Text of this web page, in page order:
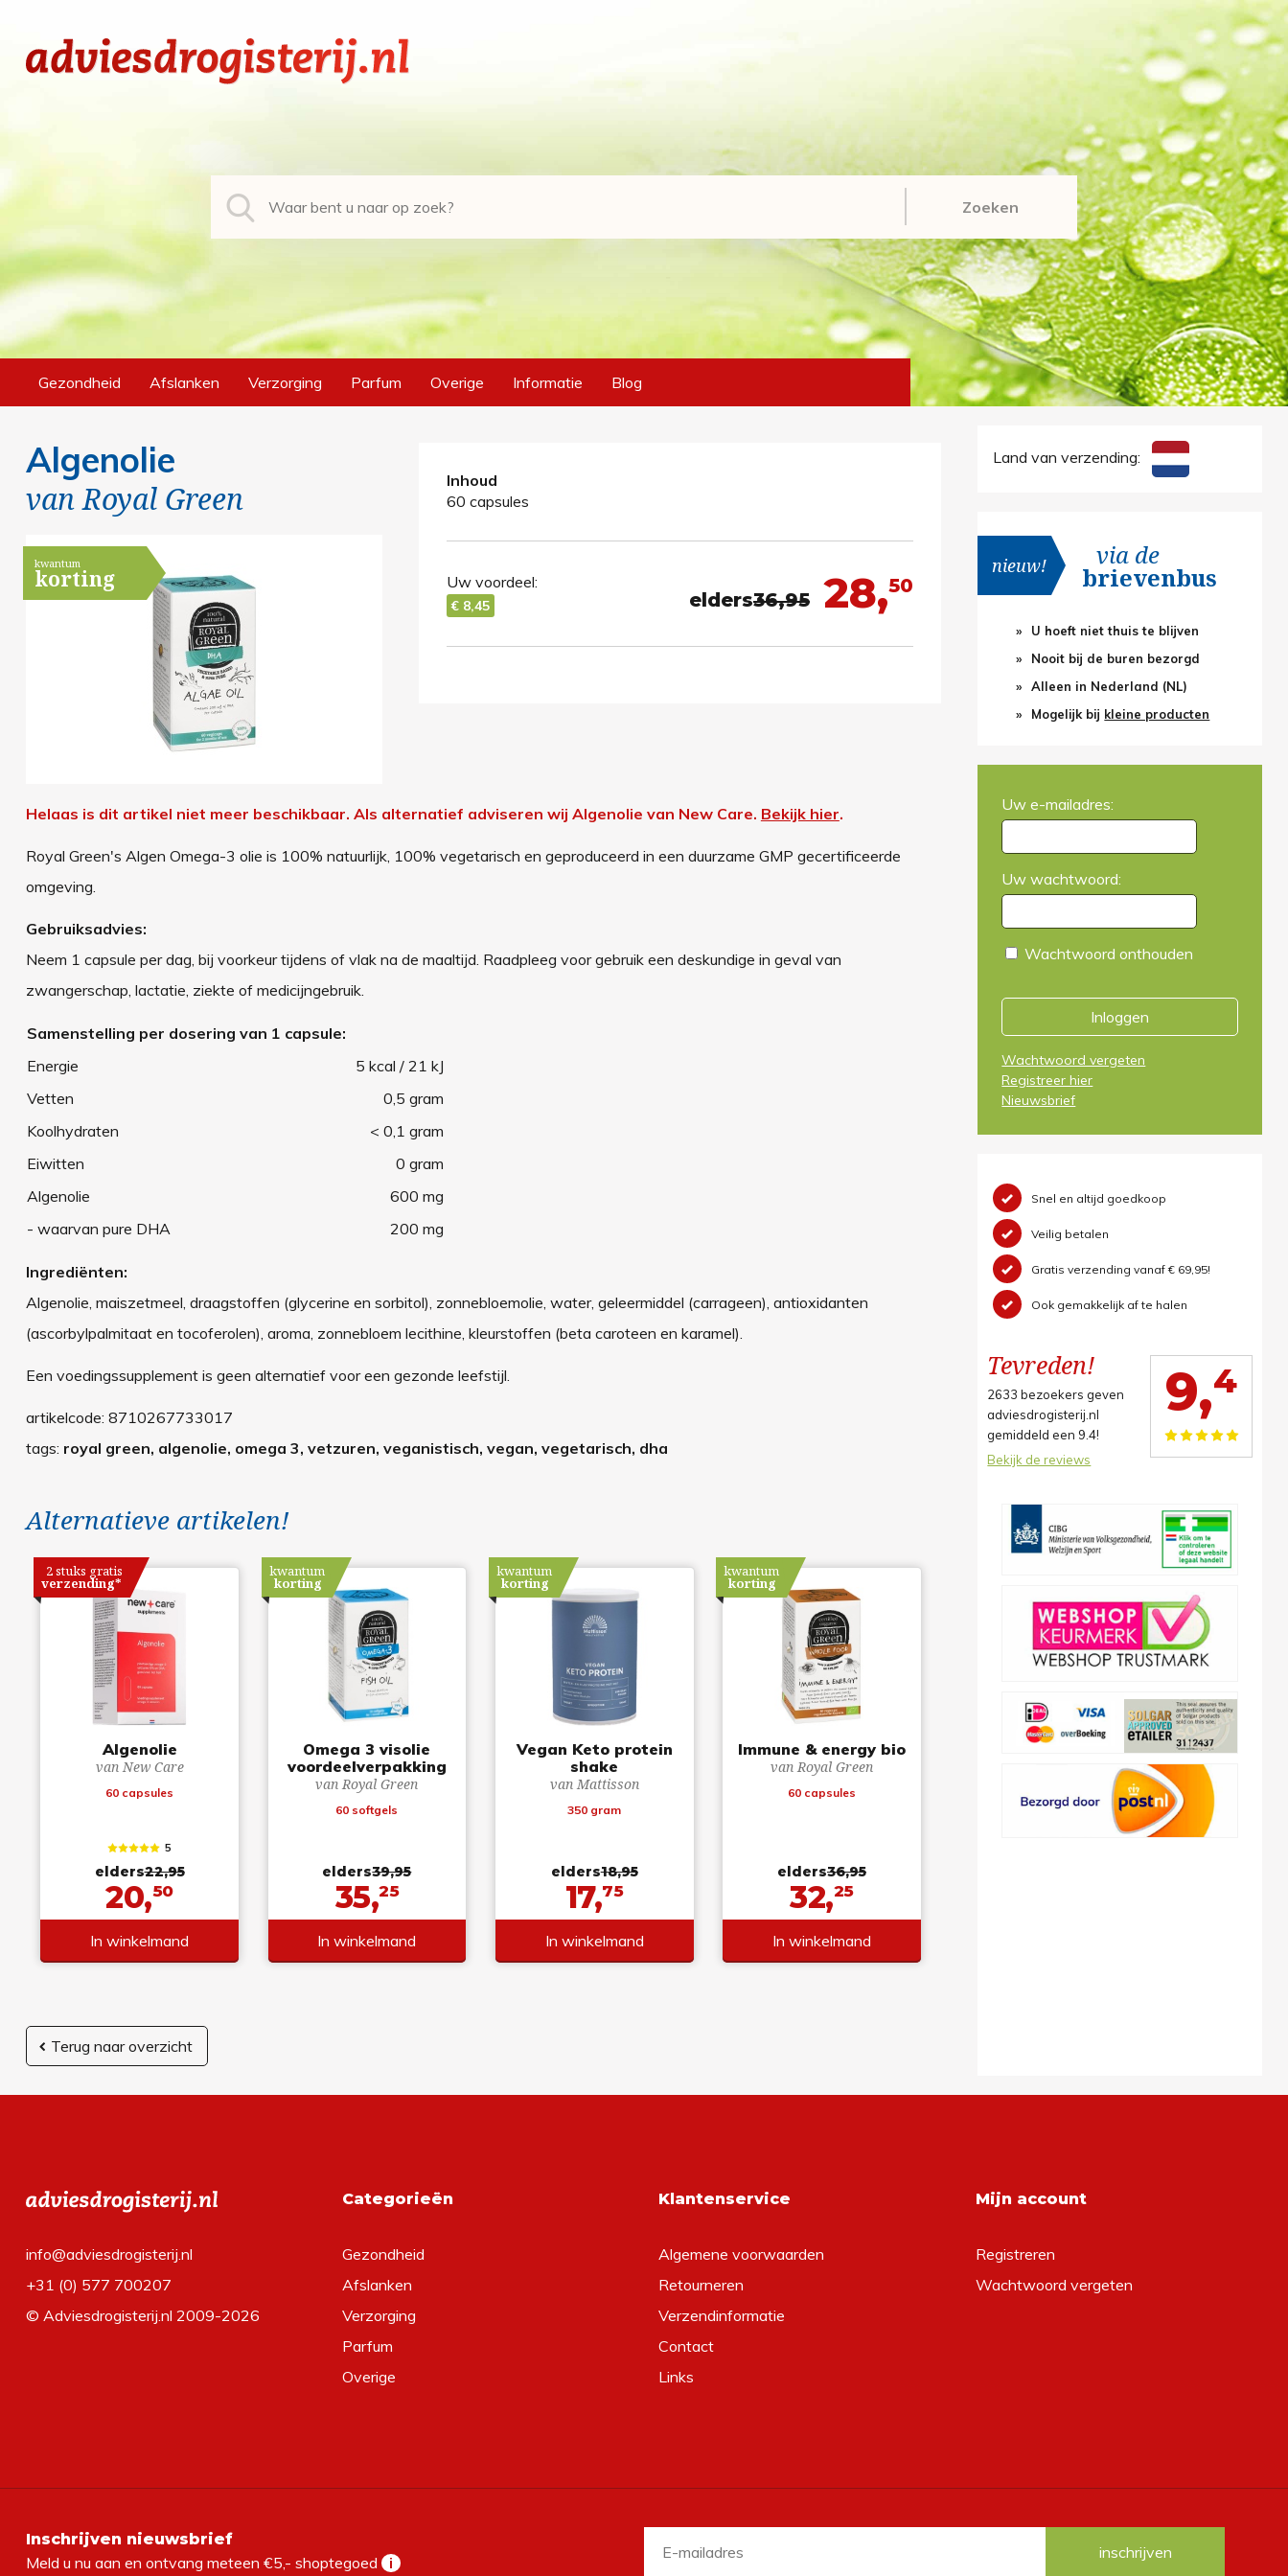
Zoeken
Gezondheid Afslanken Verzorging Parfum Overige Informatie Blog
Algenolie
vanRoyal Green
kwantum
korting
Inhoud
60 capsules
28,50
elders36,95
Uw voordeel:
€ 8,45
Helaas is dit artikel niet meer beschikbaar. Als alternatief adviseren wij Algenolie van New Care. Bekijk hier.
Royal Green's Algen Omega-3 olie is 100% natuurlijk, 100% vegetarisch en geproduceerd in een duurzame GMP gecertificeerde
omgeving.
Gebruiksadvies:
Neem 1 capsule per dag, bij voorkeur tijdens of vlak na de maaltijd. Raadpleeg voor gebruik een deskundige in geval van
zwangerschap, lactatie, ziekte of medicijngebruik.
Samenstelling per dosering van 1 capsule:
Energie
5 kcal / 21 kJ
Vetten
0,5 gram
Koolhydraten
< 0,1 gram
Eiwitten
0 gram
Algenolie
600 mg
- waarvan pure DHA
200 mg
Ingrediënten:
Algenolie, maiszetmeel, draagstoffen (glycerine en sorbitol), zonnebloemolie, water, geleermiddel (carrageen), antioxidanten
(ascorbylpalmitaat en tocoferolen), aroma, zonnebloem lecithine, kleurstoffen (beta caroteen en karamel).
Een voedingssupplement is geen alternatief voor een gezonde leefstijl.
artikelcode: 8710267733017
tags: royal green, algenolie, omega 3, vetzuren, veganistisch, vegan, vegetarisch, dha
Alternatieve artikelen!
Algenolie
van New Care
60 capsules
2 stuks gratis
verzending*
5
elders22,95
20,50
In winkelmand
Omega 3 visolie
voordeelverpakking
van Royal Green
60 softgels
kwantum
korting
elders39,95
35,25
In winkelmand
Vegan Keto protein
shake
van Mattisson
350 gram
kwantum
korting
elders18,95
17,75
In winkelmand
Immune & energy bio
van Royal Green
60 capsules
kwantum
korting
elders36,95
32,25
In winkelmand
Terug naar overzicht
Land van verzending:
nieuw! via de
brievenbus
U hoeft niet thuis te blijven
Nooit bij de buren bezorgd
Alleen in Nederland (NL)
Mogelijk bij kleine producten
Uw e-mailadres:
Uw wachtwoord:
Wachtwoord onthouden
Inloggen
Wachtwoord vergeten
Registreer hier
Nieuwsbrief
Snel en altijd goedkoop
Veilig betalen
Gratis verzending vanaf € 69,95!
Ook gemakkelijk af te halen
Tevreden!
2633 bezoekers geven
adviesdrogisterij.nl
gemiddeld een 9.4!
Bekijk de reviews
9,4
info@adviesdrogisterij.nl
+31 (0) 577 700207
© Adviesdrogisterij.nl 2009-2026
Categorieën
Gezondheid
Afslanken
Verzorging
Parfum
Overige
Klantenservice
Algemene voorwaarden
Retourneren
Verzendinformatie
Contact
Links
Mijn account
Registreren
Wachtwoord vergeten
Inschrijven nieuwsbrief
Meld u nu aan en ontvang meteen €5,- shoptegoed i